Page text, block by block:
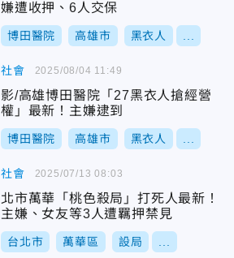
嫌遭收押、6人交保
博田醫院 高雄市 黑衣人
社會
影/高雄博田醫院「27黑衣人搶經營
權」最新！主嫌逮到
博田醫院 高雄市 黑衣人
2025/08/04 11:49
社會
北市萬華「桃色殺局」打死人最新！
主嫌、女友等3人遭羈押禁見
台北市 萬華區 設局
2025/07/13 08:03